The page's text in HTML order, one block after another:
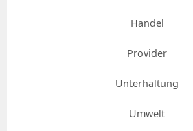
Handel
Provider
Unterhaltung
Umwelt